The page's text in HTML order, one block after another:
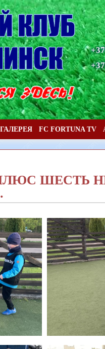
FC FORTUNA TV
ШЕСТЬ